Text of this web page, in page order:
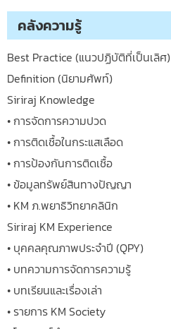
คลังความรู้
Best Practice (แนวปฏิบัติที่เป็นเลิศ)
Definition (นิยามศัพท์)
Siriraj Knowledge
• การจัดการความปวด
• การติดเชื้อในกระแสเลือด
• การป้องกันการติดเชื้อ
• ข้อมูลทรัพย์สินทางปัญญา
• KM ภ.พยาธิวิทยาคลินิก
Siriraj KM Experience
• บุคคลคุณภาพประจำปี (QPY)
• บทความการจัดการความรู้
• บทเรียนและเรื่องเล่า
• รายการ KM Society